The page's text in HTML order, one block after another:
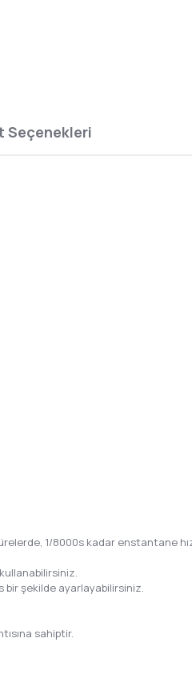
Seçenekleri
1/8000s kadar enstantane
bir şekilde ayarlayabilirsiniz.
sahiptir.